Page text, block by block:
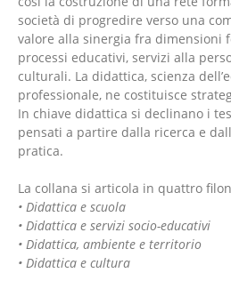
società di progredire verso una
valore alla sinergia fra dimensioni
processi educativi, servizi alla
culturali. La didattica, scienza
professionale, ne costituisce
In chiave didattica si declinano i
pensati a partire dalla ricerca e
pratica.
La collana si articola in quattro
• Didattica e scuola
• Didattica e servizi socio-educativi
• Didattica, ambiente e territorio
• Didattica e cultura